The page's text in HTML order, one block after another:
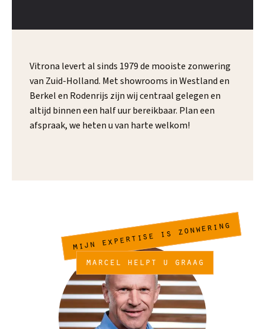
Vitrona levert al sinds 1979 de mooiste zonwering
van Zuid-Holland. Met showrooms in Westland en
Berkel en Rodenrijs zijn wij centraal gelegen en
altijd binnen een half uur bereikbaar. Plan een
afspraak, we heten u van harte welkom!
marcel helpt u graag
mijn expertise is zonwering